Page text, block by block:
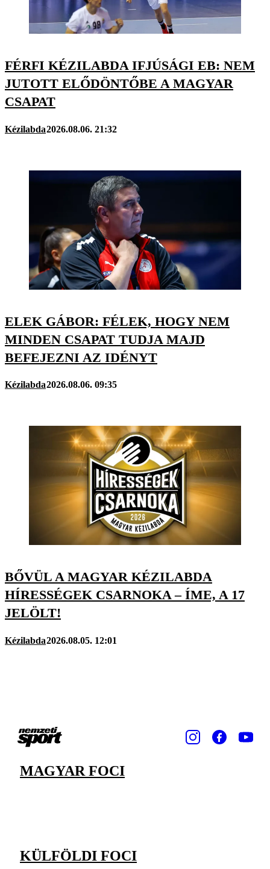
FÉRFI KÉZILABDA IFJÚSÁGI EB: NEM
JUTOTT ELŐDÖNTŐBE A MAGYAR
CSAPAT
Kézilabda2026.08.06. 21:32
ELEK GÁBOR: FÉLEK, HOGY NEM
MINDEN CSAPAT TUDJA MAJD
BEFEJEZNI AZ IDÉNYT
Kézilabda2026.08.06. 09:35
BŐVÜL A MAGYAR KÉZILABDA
HÍRESSÉGEK CSARNOKA – ÍME, A 17
JELÖLT!
Kézilabda2026.08.05. 12:01
MAGYAR FOCI
KÜLFÖLDI FOCI